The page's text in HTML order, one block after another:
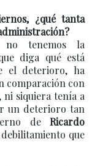
¿qué tanta
no tenemos la
diga qué está
el deterioro, ha
comparación con
ni siquiera tenía a
un deterioro tan
de Ricardo
que